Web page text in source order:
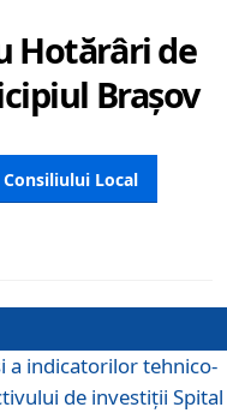
Hotărâri de
Brașov
Local
a indicatorilor tehnico-
de investiții Spital